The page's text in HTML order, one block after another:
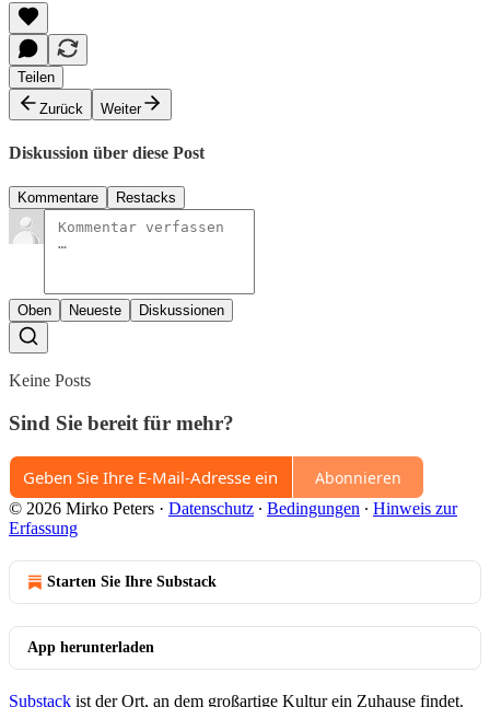
Teilen
Zurück
Weiter
Diskussion über diese Post
Kommentare Restacks
Oben Neueste Diskussionen
Keine Posts
Sind Sie bereit für mehr?
Abonnieren
© 2026 Mirko Peters · Datenschutz ∙ Bedingungen ∙ Hinweis zur
Erfassung
Starten Sie Ihre Substack
App herunterladen
Substack ist der Ort, an dem großartige Kultur ein Zuhause findet.